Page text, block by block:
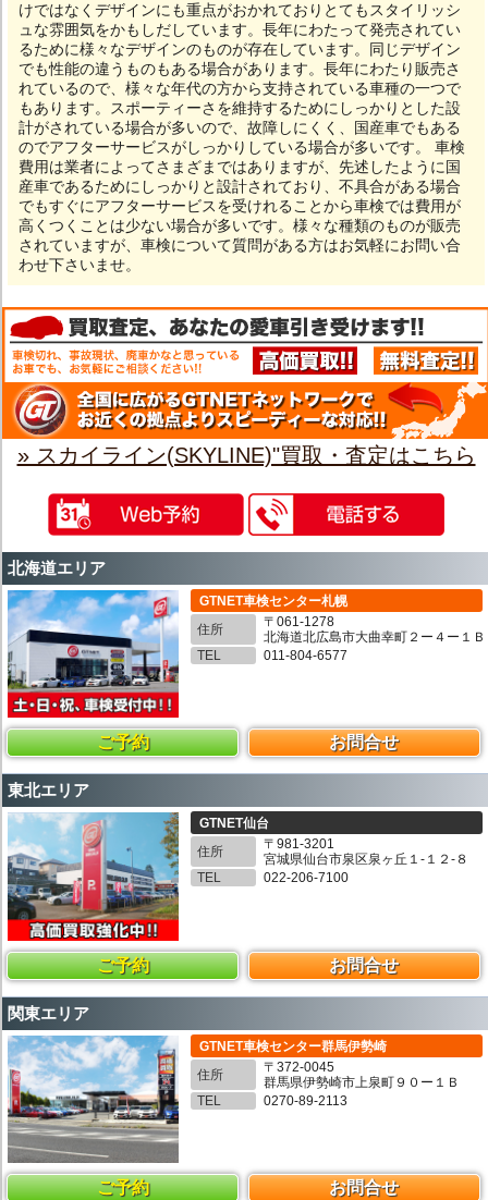
けではなくデザインにも重点がおかれておりとてもスタイリッシ
ュな雰囲気をかもしだしています。長年にわたって発売されてい
るために様々なデザインのものが存在しています。同じデザイン
でも性能の違うものもある場合があります。長年にわたり販売さ
れているので、様々な年代の方から支持されている車種の一つで
もあります。スポーティーさを維持するためにしっかりとした設
計がされている場合が多いので、故障しにくく、国産車でもある
のでアフターサービスがしっかりしている場合が多いです。 車検
費用は業者によってさまざまではありますが、先述したように国
産車であるためにしっかりと設計されており、不具合がある場合
でもすぐにアフターサービスを受けれることから車検では費用が
高くつくことは少ない場合が多いです。様々な種類のものが販売
されていますが、車検について質問がある方はお気軽にお問い合
わせ下さいませ。
» スカイライン(SKYLINE)"買取・査定はこちら
北海道エリア
GTNET車検センター札幌
住所
〒061-1278
北海道北広島市大曲幸町２ー４ー１Ｂ
TEL
011-804-6577
ご予約 お問合せ
東北エリア
GTNET仙台
住所
〒981-3201
宮城県仙台市泉区泉ヶ丘１-１２-８
TEL
022-206-7100
ご予約 お問合せ
関東エリア
GTNET車検センター群馬伊勢崎
住所
〒372-0045
群馬県伊勢崎市上泉町９０ー１Ｂ
TEL
0270-89-2113
ご予約 お問合せ